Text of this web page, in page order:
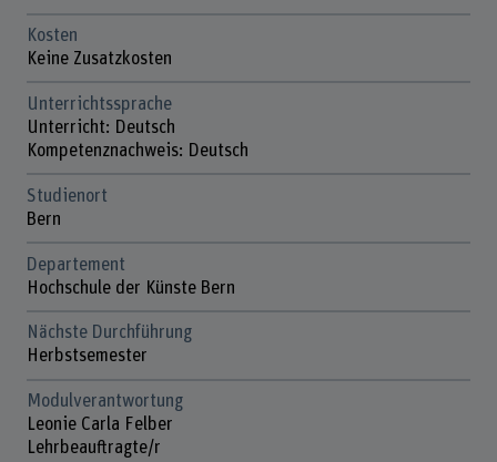
Kosten
Keine Zusatzkosten
Unterrichtssprache
Unterricht: Deutsch
Kompetenznachweis: Deutsch
Studienort
Bern
Departement
Hochschule der Künste Bern
Nächste Durchführung
Herbstsemester
Modulverantwortung
Leonie Carla Felber
Lehrbeauftragte/r